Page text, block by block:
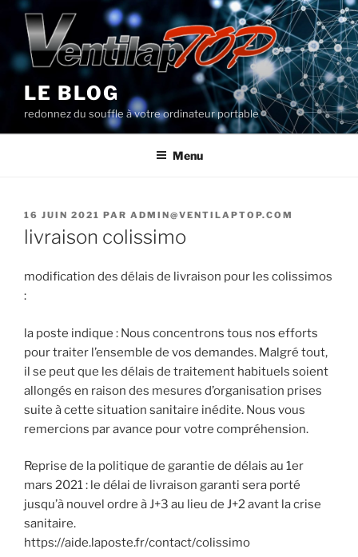
Aller
contenu
principal
LE BLOG
redonnez du souffle à votre ordinateur portable
Menu
PUBLIÉ
LE
16 JUIN 2021 PAR ADMIN@VENTILAPTOP.COM
livraison colissimo
modification des délais de livraison pour les colissimos
:
la poste indique : Nous concentrons tous nos efforts
pour traiter l’ensemble de vos demandes. Malgré tout,
il se peut que les délais de traitement habituels soient
allongés en raison des mesures d’organisation prises
suite à cette situation sanitaire inédite. Nous vous
remercions par avance pour votre compréhension.
Reprise de la politique de garantie de délais au 1er
mars 2021 : le délai de livraison garanti sera porté
jusqu’à nouvel ordre à J+3 au lieu de J+2 avant la crise
sanitaire.
https://aide.laposte.fr/contact/colissimo